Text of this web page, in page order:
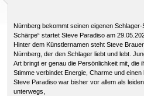
Nürnberg bekommt seinen eigenen
Schärpe“ startet Steve Paradiso am
Hinter dem Künstlernamen steht Steve
Nürnberg, der den Schlager liebt und lebt.
Art bringt er genau die Persönlichkeit mit, die
Stimme verbindet Energie, Charme und
Steve Paradiso war bisher vor allem als
unterwegs,